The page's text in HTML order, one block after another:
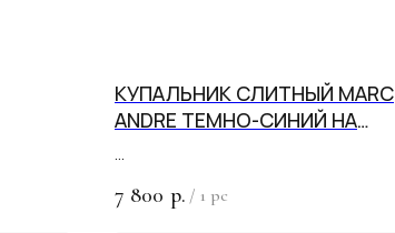
КУПАЛЬНИК СЛИТНЫЙ MARC
ANDRE ТЕМНО-СИНИЙ НА
7 800 р. / 1 pc